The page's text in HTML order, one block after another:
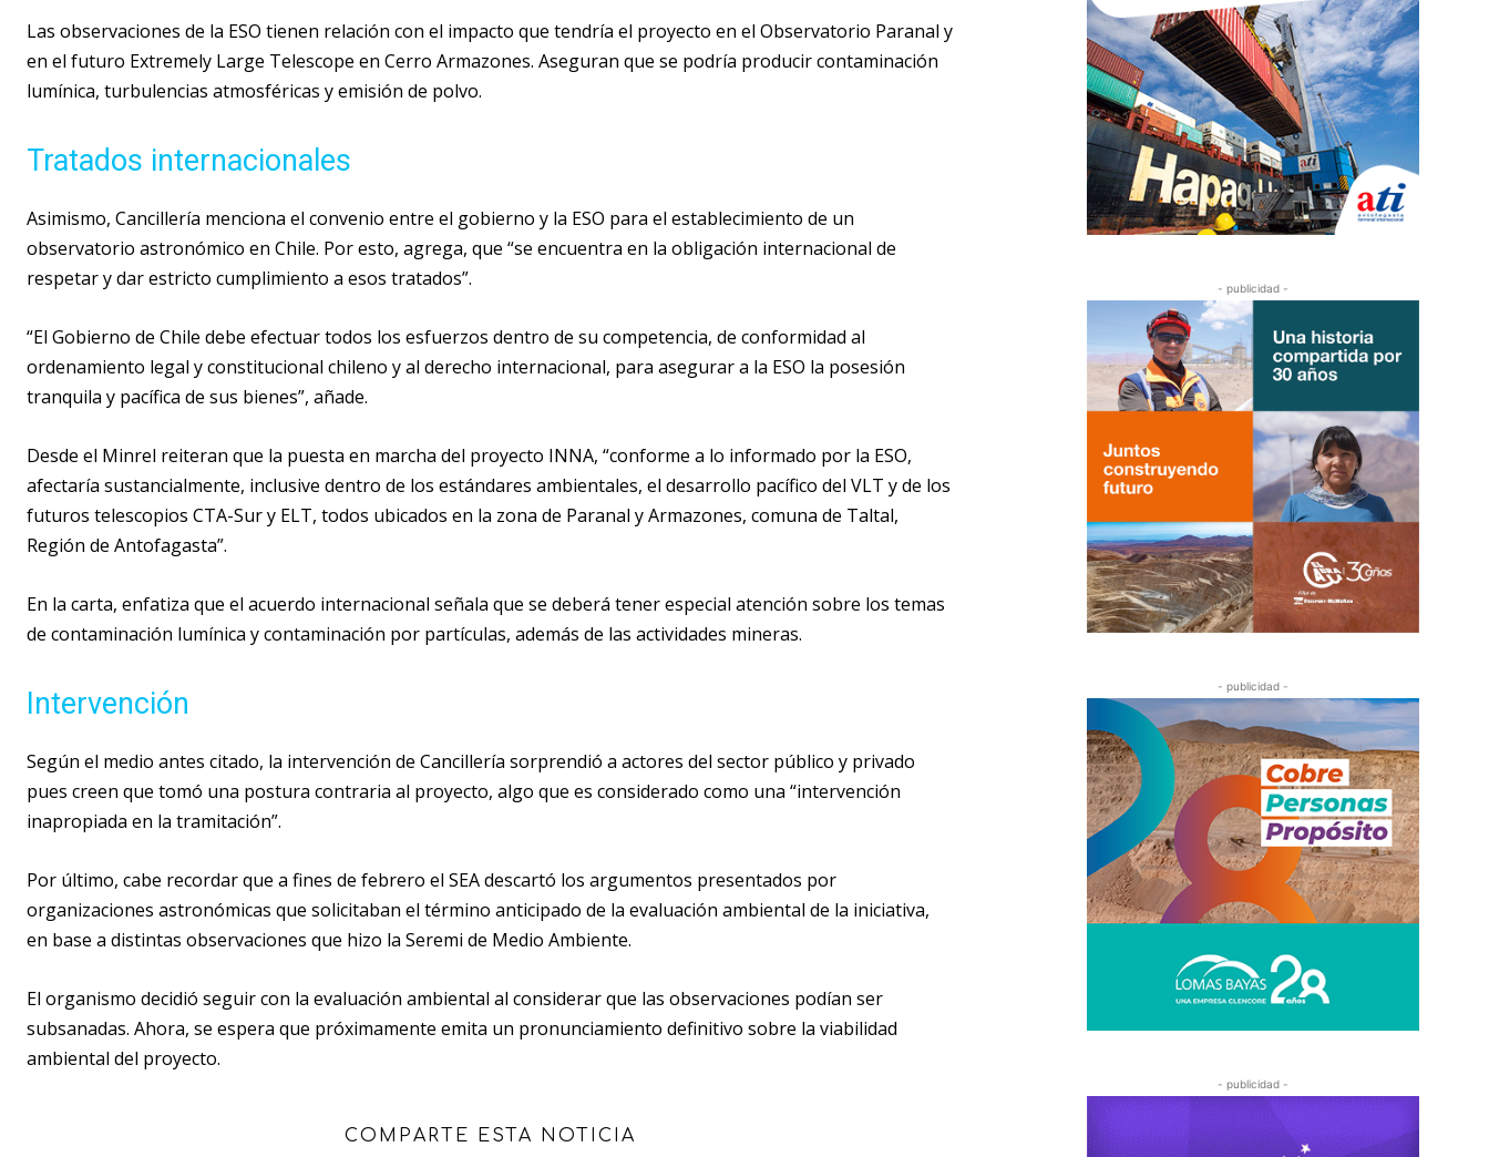
Las observaciones de la ESO tienen relación con el impacto que tendría el proyecto en el Observatorio Paranal y
en el futuro Extremely Large Telescope en Cerro Armazones. Aseguran que se podría producir contaminación
lumínica, turbulencias atmosféricas y emisión de polvo.
Tratados internacionales
Asimismo, Cancillería menciona el convenio entre el gobierno y la ESO para el establecimiento de un
observatorio astronómico en Chile. Por esto, agrega, que “se encuentra en la obligación internacional de
respetar y dar estricto cumplimiento a esos tratados”.
“El Gobierno de Chile debe efectuar todos los esfuerzos dentro de su competencia, de conformidad al
ordenamiento legal y constitucional chileno y al derecho internacional, para asegurar a la ESO la posesión
tranquila y pacífica de sus bienes”, añade.
Desde el Minrel reiteran que la puesta en marcha del proyecto INNA, “conforme a lo informado por la ESO,
afectaría sustancialmente, inclusive dentro de los estándares ambientales, el desarrollo pacífico del VLT y de los
futuros telescopios CTA-Sur y ELT, todos ubicados en la zona de Paranal y Armazones, comuna de Taltal,
Región de Antofagasta”.
En la carta, enfatiza que el acuerdo internacional señala que se deberá tener especial atención sobre los temas
de contaminación lumínica y contaminación por partículas, además de las actividades mineras.
Intervención
Según el medio antes citado, la intervención de Cancillería sorprendió a actores del sector público y privado
pues creen que tomó una postura contraria al proyecto, algo que es considerado como una “intervención
inapropiada en la tramitación”.
Por último, cabe recordar que a fines de febrero el SEA descartó los argumentos presentados por
organizaciones astronómicas que solicitaban el término anticipado de la evaluación ambiental de la iniciativa,
en base a distintas observaciones que hizo la Seremi de Medio Ambiente.
El organismo decidió seguir con la evaluación ambiental al considerar que las observaciones podían ser
subsanadas. Ahora, se espera que próximamente emita un pronunciamiento definitivo sobre la viabilidad
ambiental del proyecto.
COMPARTE ESTA NOTICIA
- publicidad -
- publicidad -
- publicidad -